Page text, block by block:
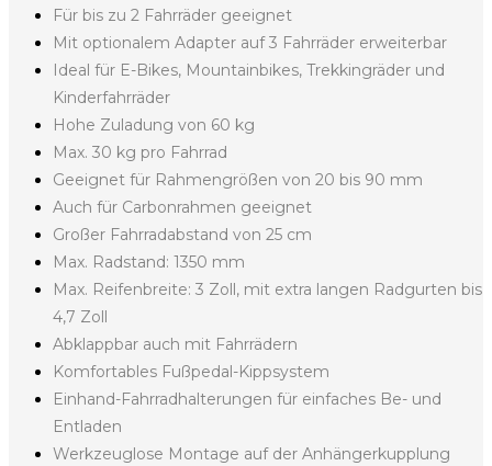
Für bis zu 2 Fahrräder geeignet
Mit optionalem Adapter auf 3 Fahrräder erweiterbar
Ideal für E-Bikes, Mountainbikes, Trekkingräder und
Kinderfahrräder
Hohe Zuladung von 60 kg
Max. 30 kg pro Fahrrad
Geeignet für Rahmengrößen von 20 bis 90 mm
Auch für Carbonrahmen geeignet
Großer Fahrradabstand von 25 cm
Max. Radstand: 1350 mm
Max. Reifenbreite: 3 Zoll, mit extra langen Radgurten bis
4,7 Zoll
Abklappbar auch mit Fahrrädern
Komfortables Fußpedal-Kippsystem
Einhand-Fahrradhalterungen für einfaches Be- und
Entladen
Werkzeuglose Montage auf der Anhängerkupplung